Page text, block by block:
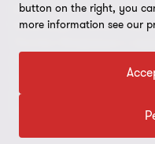
фирмы – члены Grant
более фирм-членов, в
осуществляют свою
не несут ответственность
Thornton Интернешнл не
button on the right, you
more information see our